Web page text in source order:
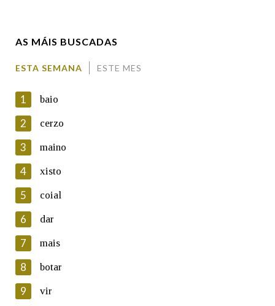
En cumprimento da normativa vixente en materia de
Protección de Datos de Carácter Persoal, a Real Academia
Galega informa a aqueles usuarios que faciliten o seu correo
electrónico, así como calquera outra información de carácter
persoal, que estes datos serán obxecto de tratamento
automatizado de carácter confidencial e incorporados aos seus
ficheiros informáticos. Así mesmo, os usuarios poderán exercer o
seu dereito de acceso, rectificación, oposición e cancelación dos
seus datos poñéndose en contacto connosco.
Lin e acepto as condicións da política de
AS MÁIS BUSCADAS
ESTA SEMANA ESTE MES
1 baio
2 cerzo
3 maino
4 xisto
5 coial
6 dar
7 mais
8 botar
9 vir